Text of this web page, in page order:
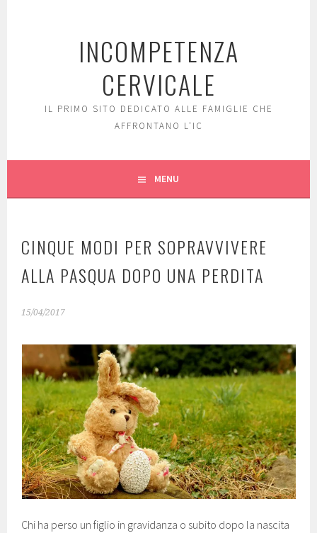
INCOMPETENZA
CERVICALE
IL PRIMO SITO DEDICATO ALLE FAMIGLIE CHE
AFFRONTANO L'IC
MENU
CINQUE MODI PER SOPRAVVIVERE
ALLA PASQUA DOPO UNA PERDITA
15/04/2017
Chi ha perso un figlio in gravidanza o subito dopo la nascita